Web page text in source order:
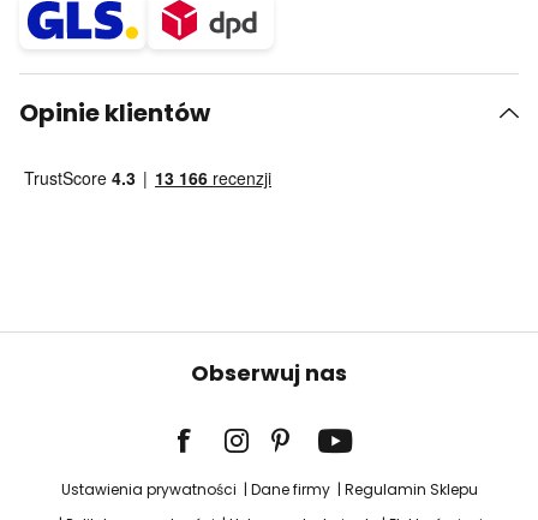
Opinie klientów
Obserwuj nas
Ustawienia prywatności Dane firmy
Regulamin Sklepu